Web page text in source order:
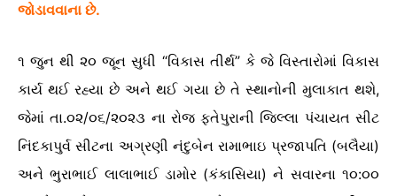
જોડાવવાના છે.
૧ જુન થી ૨૦ જૂન સુધી “વિકાસ તીર્થ” કે જે વિસ્તારોમાં વિકાસ
કાર્ય થઈ રહ્યા છે અને થઈ ગયા છે તે સ્થાનોની મુલાકાત થશે,
જેમાં તા.૦૨/૦૬/૨૦૨૩ ના રોજ ફતેપુરાની જિલ્લા પંચાયત સીટ
નિંદકાપુર્વ સીટના અગ્રણી નંદુબેન રામાભાઇ પ્રજાપતિ (બલૈયા)
અને ભુરાભાઈ લાલાભાઈ ડામોર (કંકાસિયા) ને સવારના ૧૦:૦૦